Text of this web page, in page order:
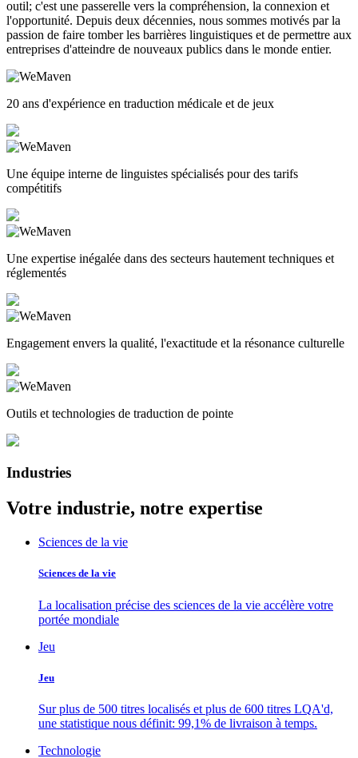
outil; c'est une passerelle vers la compréhension, la connexion et
l'opportunité. Depuis deux décennies, nous sommes motivés par la
passion de faire tomber les barrières linguistiques et de permettre aux
entreprises d'atteindre de nouveaux publics dans le monde entier.
20 ans d'expérience en traduction médicale et de jeux
Une équipe interne de linguistes spécialisés pour des tarifs
compétitifs
Une expertise inégalée dans des secteurs hautement techniques et
réglementés
Engagement envers la qualité, l'exactitude et la résonance culturelle
Outils et technologies de traduction de pointe
Industries
Votre industrie, notre expertise
Sciences de la vie
Sciences de la vie
La localisation précise des sciences de la vie accélère votre
portée mondiale
Jeu
Jeu
Sur plus de 500 titres localisés et plus de 600 titres LQA'd,
une statistique nous définit: 99,1% de livraison à temps.
Technologie